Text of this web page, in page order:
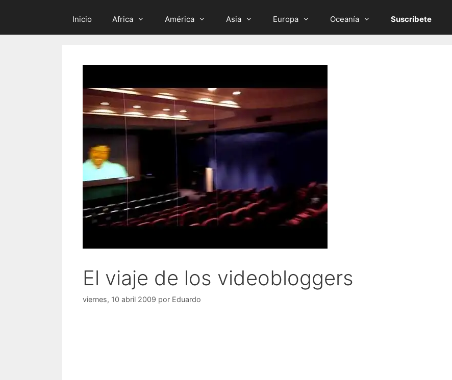
Inicio Africa América Asia Europa Oceanía Suscríbete
El viaje de los videobloggers
viernes, 10 abril 2009 por Eduardo